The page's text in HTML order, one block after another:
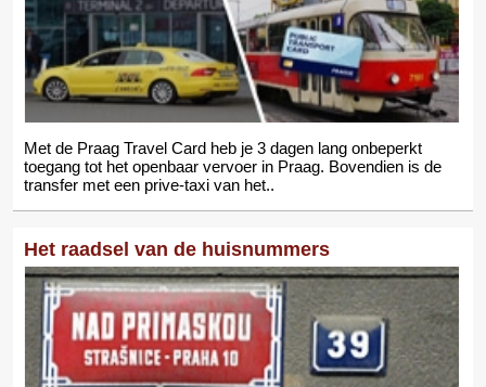
Met de Praag Travel Card heb je 3 dagen lang onbeperkt
toegang tot het openbaar vervoer in Praag. Bovendien is de
transfer met een prive-taxi van het..
Het raadsel van de huisnummers